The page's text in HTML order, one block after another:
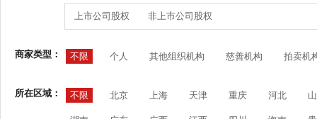
上市公司股权 非上市公司股权
商家类型： 不限 个人 其他组织机构 慈善机构 拍卖机
所在区域： 不限 北京 上海 天津 重庆 河北